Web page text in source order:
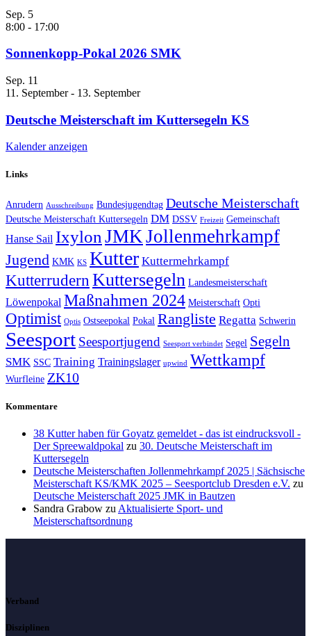
Sep. 5
8:00 - 17:00
Sonnenkopp-Pokal 2026 SMK
Sep. 11
11. September- 13. September
Deutsche Meisterschaft im Kuttersegeln KS
Kalender anzeigen
Links
Anrudern Ausschreibung Bundesjugendtag Deutsche Meisterschaft
Deutsche Meisterschaft Kuttersegeln DM DSSV Freizeit Gemeinschaft
Hanse Sail Ixylon JMK Jollenmehrkampf
Jugend KMK KS Kutter Kuttermehrkampf
Kutterrudern Kuttersegeln Landesmeisterschaft
Löwenpokal Maßnahmen 2024 Meisterschaft Opti
Optimist Optis Ostseepokal Pokal Rangliste Regatta Schwerin
Seesport Seesportjugend Seesport verbindet Segel Segeln
SMK SSC Training Trainingslager upwind Wettkampf
Wurfleine ZK10
Kommentare
38 Kutter haben für Goyatz gemeldet - das ist eindrucksvoll -
Der Spreewaldpokal zu 30. Deutsche Meisterschaft im
Kuttersegeln
Deutsche Meisterschaften Jollenmehrkampf 2025 | Sächsische
Meisterschaft KS/KMK 2025 – Seesportclub Dresden e.V. zu
Deutsche Meisterschaft 2025 JMK in Bautzen
Sandra Grabow zu Aktualisierte Sport- und
Meisterschaftsordnung
Verband
Disziplinen